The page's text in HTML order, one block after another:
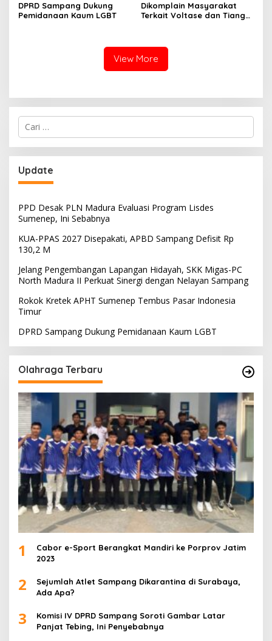
DPRD Sampang Dukung
Pemidanaan Kaum LGBT
Dikomplain Masyarakat
Terkait Voltase dan Tiang
View More
Cari
untuk:
Update
PPD Desak PLN Madura Evaluasi Program Lisdes
Sumenep, Ini Sebabnya
KUA-PPAS 2027 Disepakati, APBD Sampang Defisit Rp
130,2 M
Jelang Pengembangan Lapangan Hidayah, SKK Migas-PC
North Madura II Perkuat Sinergi dengan Nelayan Sampang
Rokok Kretek APHT Sumenep Tembus Pasar Indonesia
Timur
DPRD Sampang Dukung Pemidanaan Kaum LGBT
Olahraga Terbaru
1
Cabor e-Sport Berangkat Mandiri ke Porprov Jatim
2023
2
Sejumlah Atlet Sampang Dikarantina di Surabaya,
Ada Apa?
3
Komisi IV DPRD Sampang Soroti Gambar Latar
Panjat Tebing, Ini Penyebabnya